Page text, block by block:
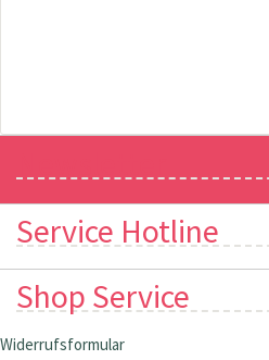
Service Hotline
Shop Service
Widerrufsformular